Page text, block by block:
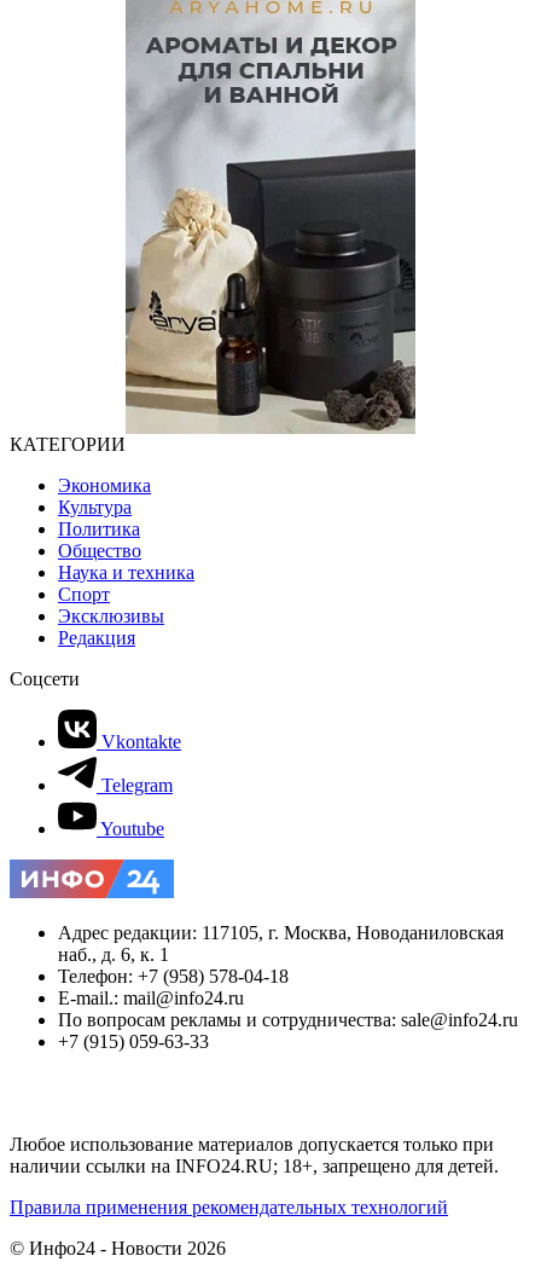
КАТЕГОРИИ
Экономика
Культура
Политика
Общество
Наука и техника
Спорт
Эксклюзивы
Редакция
Соцсети
Vkontakte
Telegram
Youtube
Адрес редакции: 117105, г. Москва, Новоданиловская
наб., д. 6, к. 1
Телефон: +7 (958) 578-04-18
E-mail.: mail@info24.ru
По вопросам рекламы и сотрудничества: sale@info24.ru
+7 (915) 059-63-33
Любое использование материалов допускается только при
наличии ссылки на INFO24.RU; 18+, запрещено для детей.
Правила применения рекомендательных технологий
© Инфо24 - Новости 2026